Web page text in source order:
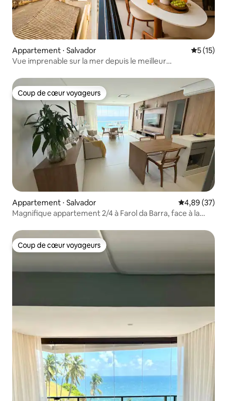
Appartement ⋅ Salvador
5 (15)
Vue imprenable sur la mer depuis le meilleur
Coup de cœur voyageurs
Coup de cœur voyageurs
Appartement ⋅ Salvador Évaluation
4,89 (37)
Magnifique appartement 2/4 à Farol da Barra, face à la
Coup de cœur voyageurs
Coup de cœur voyageurs